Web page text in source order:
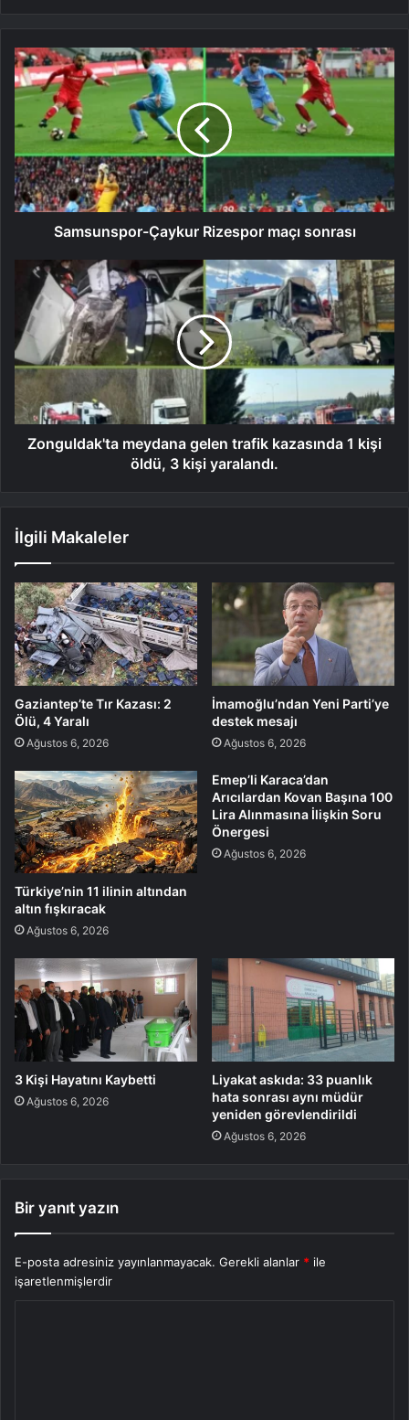
Samsunspor-Çaykur Rizespor maçı sonrası
Zonguldak'ta meydana gelen trafik kazasında 1 kişi
öldü, 3 kişi yaralandı.
İlgili Makaleler
Gaziantep’te Tır Kazası: 2
Ölü, 4 Yaralı
Ağustos 6, 2026
İmamoğlu’ndan Yeni Parti’ye
destek mesajı
Ağustos 6, 2026
Türkiye’nin 11 ilinin altından
altın fışkıracak
Ağustos 6, 2026
Emep’li Karaca’dan
Arıcılardan Kovan Başına 100
Lira Alınmasına İlişkin Soru
Önergesi
Ağustos 6, 2026
3 Kişi Hayatını Kaybetti
Ağustos 6, 2026
Liyakat askıda: 33 puanlık
hata sonrası aynı müdür
yeniden görevlendirildi
Ağustos 6, 2026
Bir yanıt yazın
E-posta adresiniz yayınlanmayacak. Gerekli alanlar * ile
işaretlenmişlerdir